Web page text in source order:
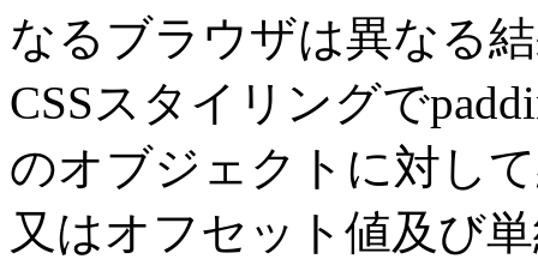
なるブラウザは異なる
CSSスタイリングで
のオブジェクトに対し
又はオフセット値及び